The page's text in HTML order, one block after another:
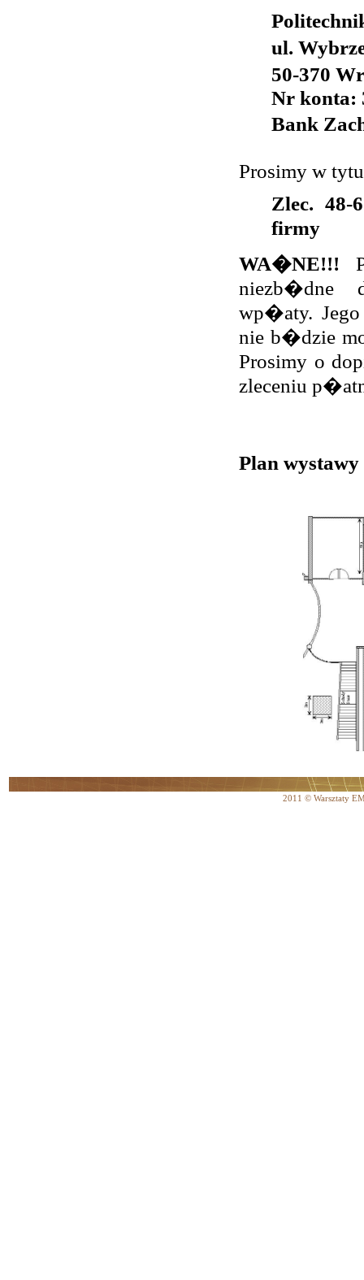
ul.
50-370
Nr konta:
Bank
Prosimy w
Zlec. 48-
firmy
WA�NE!!!
niezb�dne
wp�aty.
nie b�dzie
Prosimy o
zleceniu
Plan wystawy
2011 © Warsztaty